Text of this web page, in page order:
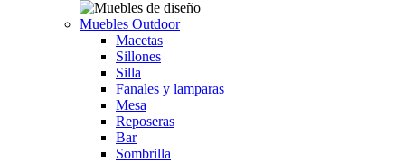
Muebles Outdoor
Macetas
Sillones
Silla
Fanales y lamparas
Mesa
Reposeras
Bar
Sombrilla